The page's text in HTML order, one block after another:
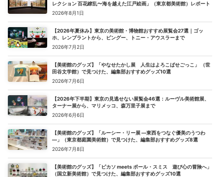
レクション 百花繚乱〜海を越えた江戸絵画」（東京都美術館）レポート
2026年8月1日
【2026年夏休み】東京の美術館・博物館おすすめ展覧会27選｜ゴッ
ホ、レンブラントから、ピングー、トニー・アウスラーまで
2026年7月2日
【美術館のグッズ】「やなせたかし展 人生はよろこばせごっこ」 （世
田谷文学館）で見つけた、編集部おすすめグッズ10選
2026年7月6日
【2026年下半期】東京の見逃せない展覧会46選：ルーヴル美術館展、
ターナー展から、マリメッコ、森万里子展まで
2026年6月6日
【美術館のグッズ】「ルーシー・リー展 ―東西をつなぐ優美のうつわ
―」（東京都庭園美術館）で見つけた、編集部おすすめグッズ8選
2026年7月8日
【美術館のグッズ】「ピカソ meets ポール・スミス 遊び心の冒険へ」
（国立新美術館）で見つけた、編集部おすすめグッズ10選